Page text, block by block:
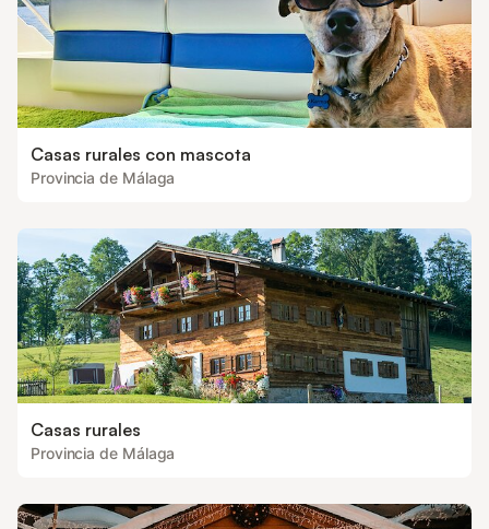
Casas rurales con mascota
Provincia de Málaga
Casas rurales
Provincia de Málaga